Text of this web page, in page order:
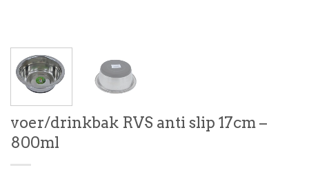
voer/drinkbak RVS anti slip 17cm –
800ml